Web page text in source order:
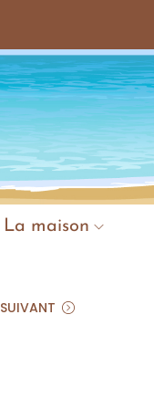
La maison
SUIVANT